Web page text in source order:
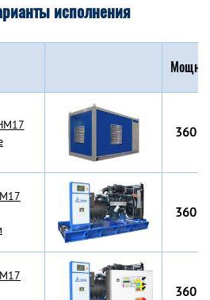
исполнения
360
360
360